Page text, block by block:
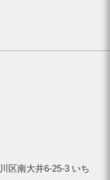
区南大井6-25-3 いち